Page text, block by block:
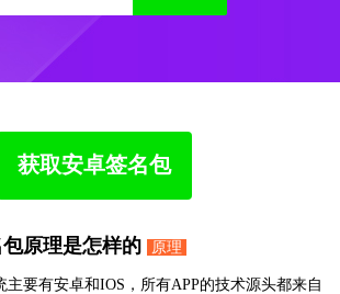
获取安卓签名包
原理是怎样的 原理
主要有安卓和IOS，所有APP的技术源头都来自